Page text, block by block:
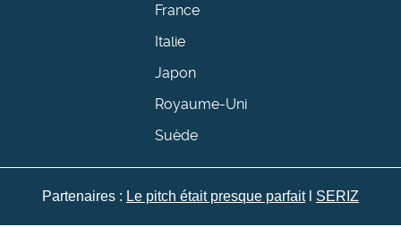
France
Italie
Japon
Royaume-Uni
Suède
Partenaires : Le pitch était presque parfaitl SERIZ